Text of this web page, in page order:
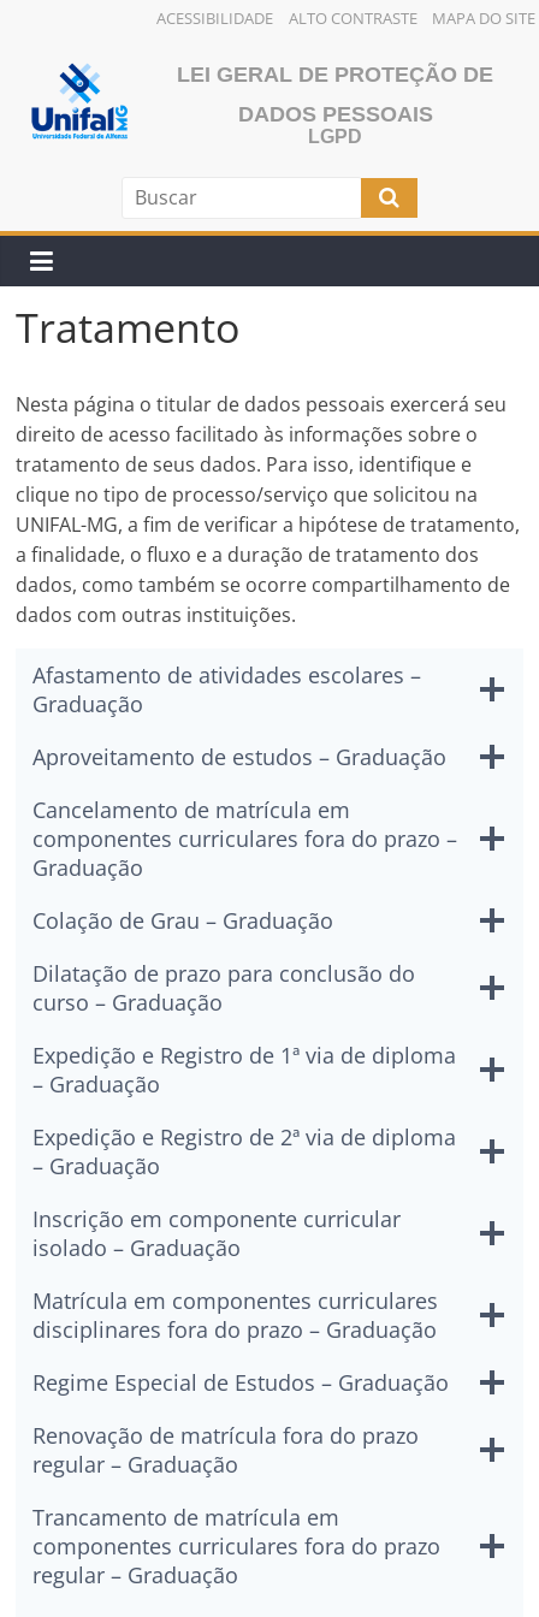
ACESSIBILIDADE ALTO CONTRASTE MAPA DO SITE
conteúdo
LEI GERAL DE PROTEÇÃO DE
DADOS PESSOAIS
LGPD
Tratamento
Nesta página o titular de dados pessoais exercerá seu
direito de acesso facilitado às informações sobre o
tratamento de seus dados. Para isso, identifique e
clique no tipo de processo/serviço que solicitou na
UNIFAL-MG, a fim de verificar a hipótese de tratamento,
a finalidade, o fluxo e a duração de tratamento dos
dados, como também se ocorre compartilhamento de
dados com outras instituições.
Afastamento de atividades escolares –
Graduação
Aproveitamento de estudos – Graduação
Cancelamento de matrícula em
componentes curriculares fora do prazo –
Graduação
Colação de Grau – Graduação
Dilatação de prazo para conclusão do
curso – Graduação
Expedição e Registro de 1ª via de diploma
– Graduação
Expedição e Registro de 2ª via de diploma
– Graduação
Inscrição em componente curricular
isolado – Graduação
Matrícula em componentes curriculares
disciplinares fora do prazo – Graduação
Regime Especial de Estudos – Graduação
Renovação de matrícula fora do prazo
regular – Graduação
Trancamento de matrícula em
componentes curriculares fora do prazo
regular – Graduação